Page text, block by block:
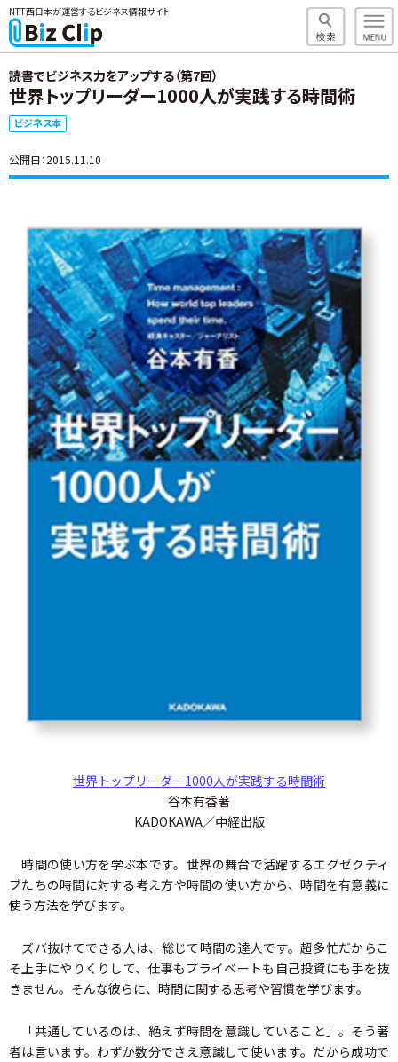
NTT西日本が運営するビジネス情報サイト
読書でビジネス力をアップする（第7回）
世界トップリーダー1000人が実践する時間術
ビジネス本
公開日：2015.11.10
世界トップリーダー1000人が実践する時間術
谷本有香著
KADOKAWA／中経出版
時間の使い方を学ぶ本です。世界の舞台で活躍するエグゼクティ
ブたちの時間に対する考え方や時間の使い方から、時間を有意義に
使う方法を学びます。
ズバ抜けてできる人は、総じて時間の達人です。超多忙だからこ
そ上手にやりくりして、仕事もプライベートも自己投資にも手を抜
きません。そんな彼らに、時間に関する思考や習慣を学びます。
「共通しているのは、絶えず時間を意識していること」。そう著
者は言います。わずか数分でさえ意識して使います。だから成功で